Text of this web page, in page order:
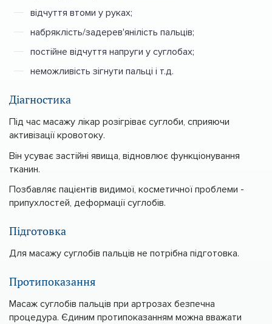
відчуття втоми у руках;
набряклість/задерев'янілість пальців;
постійне відчуття напруги у суглобах;
неможливість зігнути пальці і т.д.
Діагностика
Під час масажу лікар розігріває суглоби, сприяючи
активізації кровотоку.
Він усуває застійні явища, відновлює функціонування
тканин.
Позбавляє пацієнтів видимої, косметичної проблеми -
припухлостей, деформації суглобів.
Підготовка
Для масажу суглобів пальців не потрібна підготовка.
Протипоказання
Масаж суглобів пальців при артрозах безпечна
процедура. Єдиним протипоказанням можна вважати